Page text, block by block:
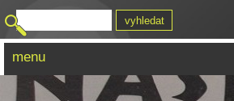
menu